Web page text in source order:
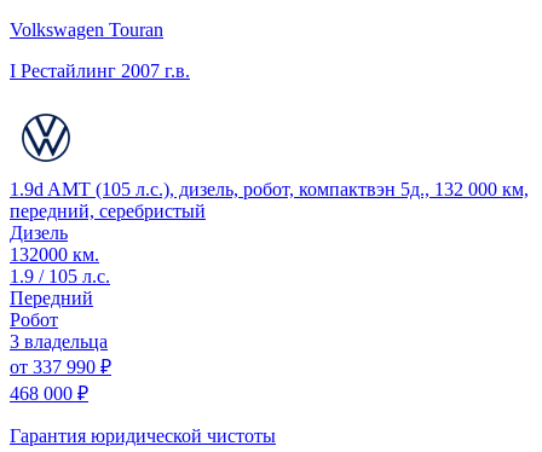
Volkswagen Touran
I Рестайлинг 2007 г.в.
1.9d AMT (105 л.с.), дизель, робот, компактвэн 5д., 132 000 км,
передний, серебристый
Дизель
132000 км.
1.9 / 105 л.с.
Передний
Робот
3 владельца
от 337 990 ₽
468 000 ₽
Гарантия юридической чистоты